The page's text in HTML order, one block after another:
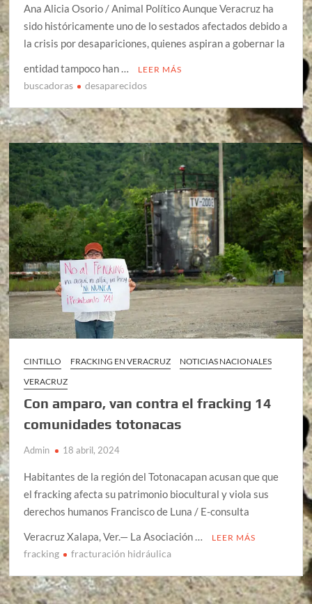
Ana Alicia Osorio / Animal Político Aunque Veracruz ha
sido históricamente uno de lo sestados afectados debido a
la crisis por desapariciones, quienes aspiran a gobernar la
entidad tampoco han …
LEER MÁS
buscadoras desaparecidos
CINTILLO FRACKING EN VERACRUZ
NOTICIAS NACIONALES
VERACRUZ
Con amparo, van contra el fracking 14
comunidades totonacas
Admin 18 abril, 2024
Habitantes de la región del Totonacapan acusan que que
el fracking afecta su patrimonio biocultural y viola sus
derechos humanos Francisco de Luna / E-consulta
Veracruz Xalapa, Ver.— La Asociación …
LEER MÁS
fracking fracturación hidráulica